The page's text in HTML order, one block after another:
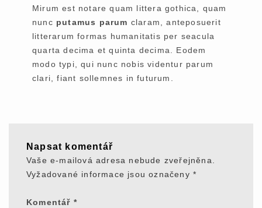
Mirum est notare quam littera gothica, quam
nunc putamus parum claram, anteposuerit
litterarum formas humanitatis per seacula
quarta decima et quinta decima. Eodem
modo typi, qui nunc nobis videntur parum
clari, fiant sollemnes in futurum.
Napsat komentář
Vaše e-mailová adresa nebude zveřejněna.
Vyžadované informace jsou označeny *
Komentář *